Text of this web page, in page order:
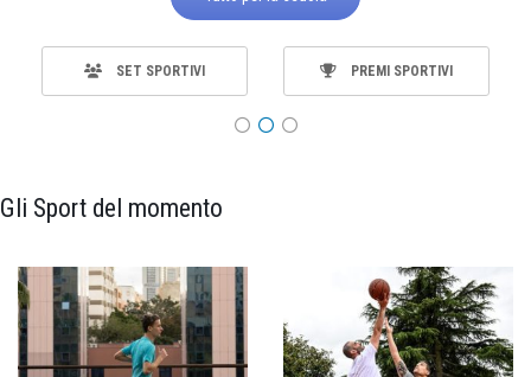
SET SPORTIVI PREMI SPORTIVI
Gli Sport del momento